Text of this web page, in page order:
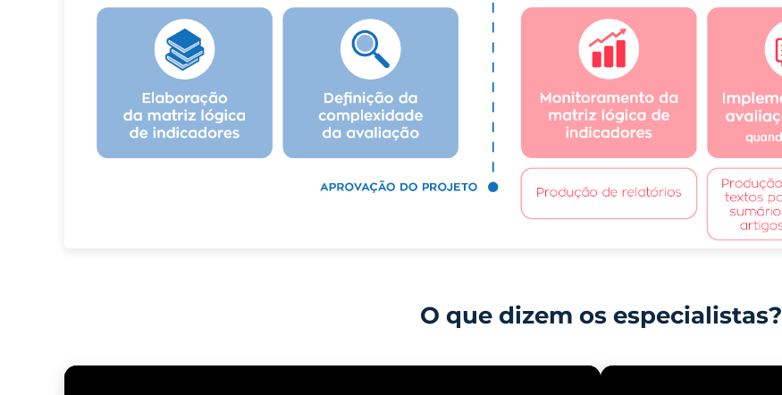
O que dizem os especialistas?